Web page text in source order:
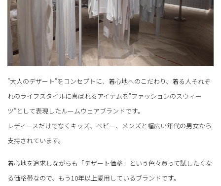
”大人のデザート”をコンセプトに、着心地へのこだわり、着る人それぞ
れのライフスタイルに喜ばれるアイテムを”ファッションのスウィー
ツ”として表現したルームウェアブランドです。
レディースだけでなくキッズ、ベビー、メンズと幅広い年代の男女から
支持されています。
着心地を追求しながらも「デザート価格」という色々買って試したくな
る価格帯なので、もう10年以上愛用しているブランドです。